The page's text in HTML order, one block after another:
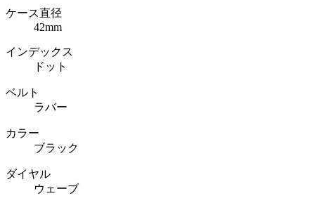
ケース直径
42mm
インデックス
ドット
ベルト
ラバー
カラー
ブラック
ダイヤル
ウェーブ